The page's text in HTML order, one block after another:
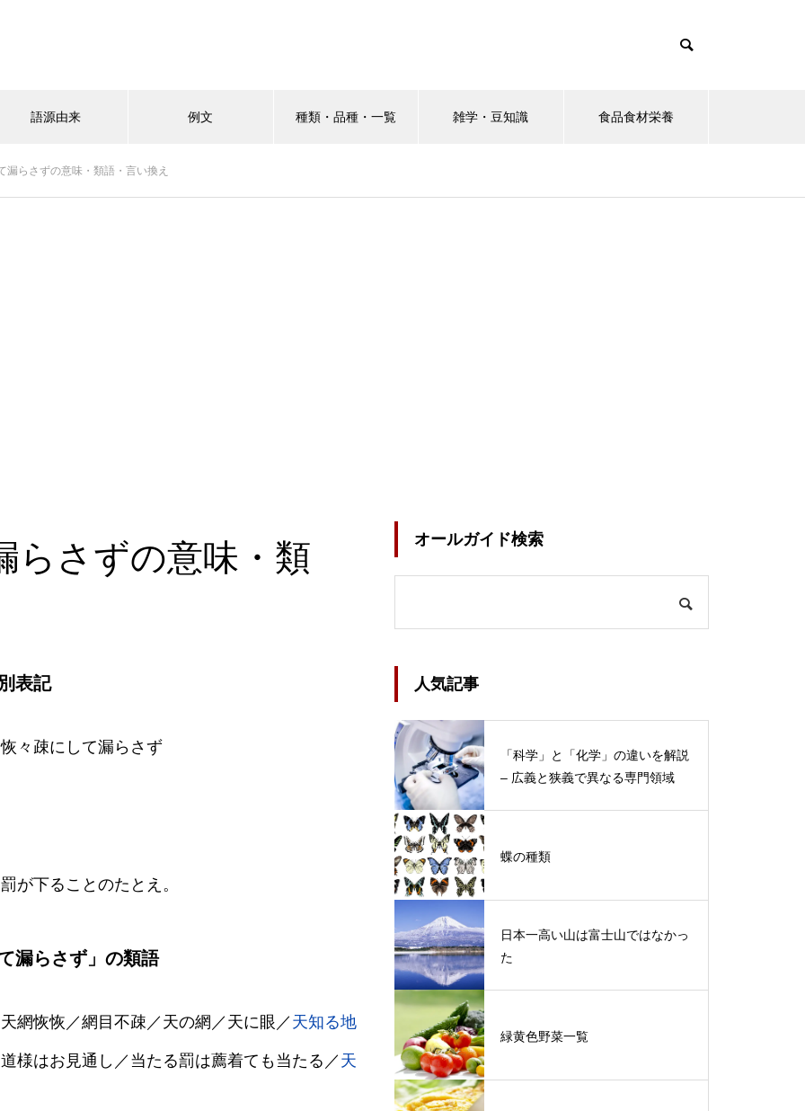
語源由来 例文 種類・品種・一覧 雑学・豆知識 食品食材栄養
漏らさずの意味・類語・言い換え
らさずの意味・類
表記
々疎にして漏らさず
が下ることのたとえ。
漏らさず」の類語
網恢恢／網目不疎／天の網／天に眼／ 天知る地
様はお見通し／当たる罰は薦着ても当たる／ 天
オールガイド検索
人気記事
「科学」と「化学」の違いを解説
– 広義と狭義で異なる専門領域
蝶の種類
日本一高い山は富士山ではなかっ
た
緑黄色野菜一覧